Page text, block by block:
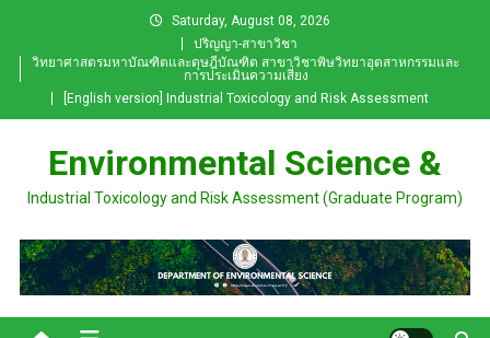
content
Saturday, August 08, 2026
ปริญญา-สาขาวิชา
วิทยาศาสตรมหาบัณฑิตและดุษฎีบัณฑิต สาขาวิชาพิษวิทยาอุตสาหกรรมและ
การประเมินความเสี่ยง
[English version] Industrial Toxicology and Risk Assessment
Environmental Science &
Industrial Toxicology and Risk Assessment (Graduate Program)